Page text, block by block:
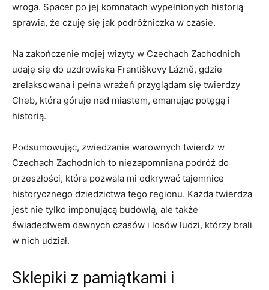
wroga. Spacer​ po jej komnatach‍ wypełnionych ⁣historią
sprawia, że czuję się jak podróżniczka⁤ w czasie.
Na zakończenie mojej wizyty w Czechach Zachodnich
udaję‌ się do uzdrowiska ⁤Františkovy Lázně,⁤ gdzie
zrelaksowana i pełna wrażeń przyglądam się twierdzy
Cheb, która góruje nad miastem, emanując potęgą i
historią.
Podsumowując, zwiedzanie warownych‌ twierdz w
Czechach Zachodnich to niezapomniana podróż do
przeszłości, która pozwala mi odkrywać tajemnice
historycznego dziedzictwa tego regionu. Każda twierdza⁤
jest nie tylko⁣ imponującą budowlą, ⁤ale ‌także
świadectwem dawnych czasów i losów ludzi, którzy brali
w⁤ nich udział.
Sklepiki z ⁤pamiątkami i